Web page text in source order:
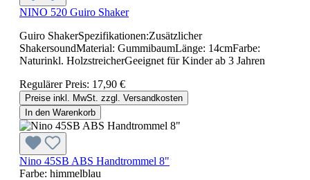
NINO 520 Guiro Shaker
Guiro ShakerSpezifikationen:Zusätzlicher
ShakersoundMaterial: GummibaumLänge: 14cmFarbe:
Naturinkl. HolzstreicherGeeignet für Kinder ab 3 Jahren
Regulärer Preis: 17,90 €
Preise inkl. MwSt. zzgl. Versandkosten
In den Warenkorb
Nino 45SB ABS Handtrommel 8"
Farbe: himmelblau